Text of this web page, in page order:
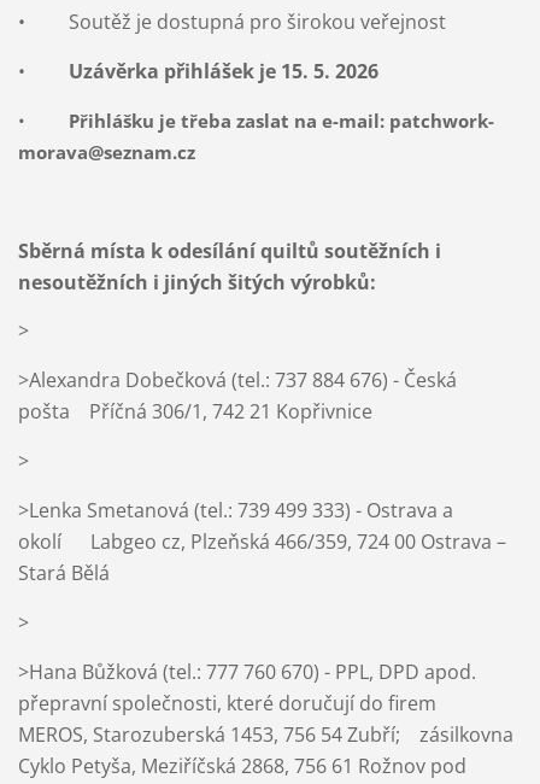
• Soutěž je dostupná pro širokou veřejnost
• Uzávěrka přihlášek je 15. 5. 2026
• Přihlášku je třeba zaslat na e-mail: patchwork-
morava@seznam.cz
Sběrná místa k odesílání quiltů soutěžních i
nesoutěžních i jiných šitých výrobků:
>
>Alexandra Dobečková (tel.: 737 884 676) - Česká
pošta Příčná 306/1, 742 21 Kopřivnice
>
>Lenka Smetanová (tel.: 739 499 333) - Ostrava a
okolí Labgeo cz, Plzeňská 466/359, 724 00 Ostrava –
Stará Bělá
>
>Hana Bůžková (tel.: 777 760 670) - PPL, DPD apod.
přepravní společnosti, které doručují do firem
MEROS, Starozuberská 1453, 756 54 Zubří; zásilkovna
Cyklo Petyša, Meziříčská 2868, 756 61 Rožnov pod